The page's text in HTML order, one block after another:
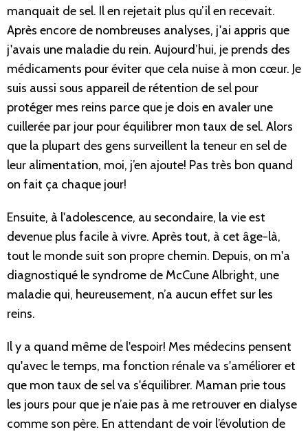
manquait de sel. Il en rejetait plus qu’il en recevait.
Après encore de nombreuses analyses, j'ai appris que
j'avais une maladie du rein. Aujourd’hui, je prends des
médicaments pour éviter que cela nuise à mon cœur. Je
suis aussi sous appareil de rétention de sel pour
protéger mes reins parce que je dois en avaler une
cuillerée par jour pour équilibrer mon taux de sel. Alors
que la plupart des gens surveillent la teneur en sel de
leur alimentation, moi, j’en ajoute! Pas très bon quand
on fait ça chaque jour!
Ensuite, à l'adolescence, au secondaire, la vie est
devenue plus facile à vivre. Après tout, à cet âge-là,
tout le monde suit son propre chemin. Depuis, on m'a
diagnostiqué le syndrome de McCune Albright, une
maladie qui, heureusement, n’a aucun effet sur les
reins.
Il y a quand même de l'espoir! Mes médecins pensent
qu'avec le temps, ma fonction rénale va s'améliorer et
que mon taux de sel va s'équilibrer. Maman prie tous
les jours pour que je n’aie pas à me retrouver en dialyse
comme son père. En attendant de voir l’évolution de